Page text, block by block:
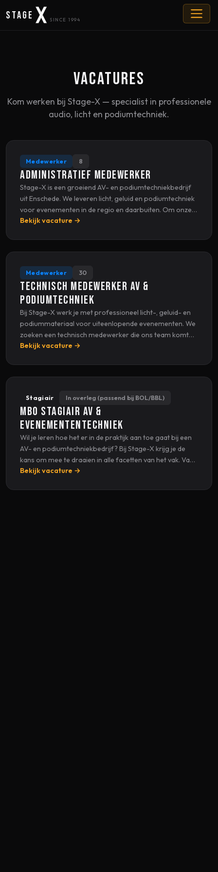
Stage SINCE 1994
Vacatures
Kom werken bij Stage-X — specialist in professionele
audio, licht en podiumtechniek.
Medewerker 8
Administratief Medewerker
Stage-X is een groeiend AV- en podiumtechniekbedrijf
uit Enschede. We leveren licht, geluid en podiumtechniek
voor evenementen in de regio en daarbuiten. Om onze
bedrijfsvoering soepel te laten dra...
Bekijk vacature →
Medewerker 30
Technisch Medewerker AV &
Podiumtechniek
Bij Stage-X werk je met professioneel licht-, geluid- en
podiummateriaal voor uiteenlopende evenementen. We
zoeken een technisch medewerker die ons team komt
versterken, zowel in de loods als op lo...
Bekijk vacature →
Stagiair In overleg (passend bij BOL/BBL)
MBO Stagiair AV &
Evenemententechniek
Wil je leren hoe het er in de praktijk aan toe gaat bij een
AV- en podiumtechniekbedrijf? Bij Stage-X krijg je de
kans om mee te draaien in alle facetten van het vak. Van
het klaarmaken van materia...
Bekijk vacature →